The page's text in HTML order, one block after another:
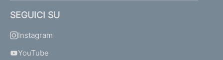
SEGUICI SU
Instagram
YouTube